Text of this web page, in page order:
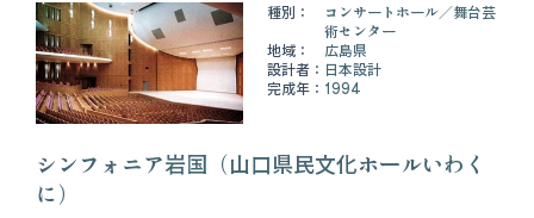
種別： コンサートホール
舞台芸
術センター
地域：
広島県
設計者： 日本設計
完成年： 1994
シンフォニア岩国（山口県民文化ホールいわく
に）